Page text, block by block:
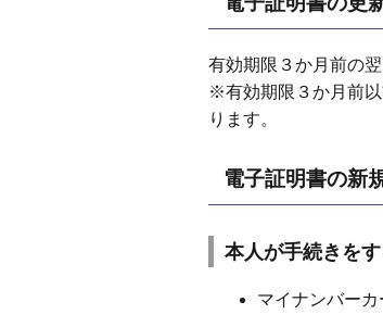
有効期限３か月前の
※有効期限３か月前
ります。
電子証明書の新
本人が手続きを
マイナンバーカ